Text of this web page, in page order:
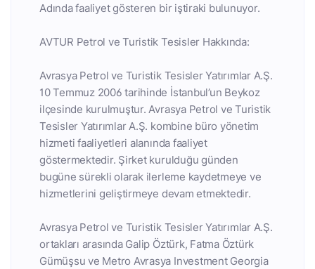
Adında faaliyet gösteren bir iştiraki bulunuyor.
AVTUR Petrol ve Turistik Tesisler Hakkında:
Avrasya Petrol ve Turistik Tesisler Yatırımlar A.Ş.
10 Temmuz 2006 tarihinde İstanbul’un Beykoz
ilçesinde kurulmuştur. Avrasya Petrol ve Turistik
Tesisler Yatırımlar A.Ş. kombine büro yönetim
hizmeti faaliyetleri alanında faaliyet
göstermektedir. Şirket kurulduğu günden
bugüne sürekli olarak ilerleme kaydetmeye ve
hizmetlerini geliştirmeye devam etmektedir.
Avrasya Petrol ve Turistik Tesisler Yatırımlar A.Ş.
ortakları arasında Galip Öztürk, Fatma Öztürk
Gümüşsu ve Metro Avrasya Investment Georgia